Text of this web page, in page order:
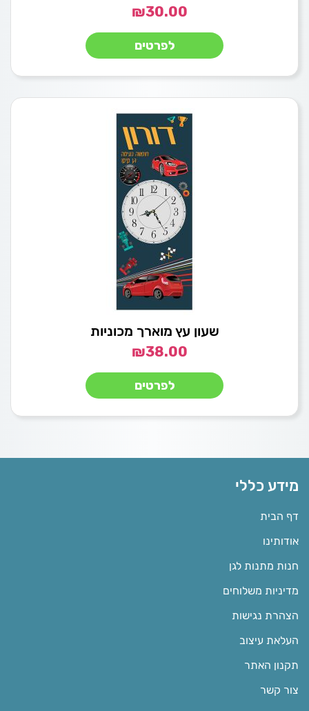
₪30.00
לפרטים
שעון עץ מוארך מכוניות
₪38.00
לפרטים
מידע כללי
דף הבית
אודותינו
חנות מתנות לגן
מדיניות משלוחים
הצהרת נגישות
העלאת עיצוב
תקנון האתר
צור קשר